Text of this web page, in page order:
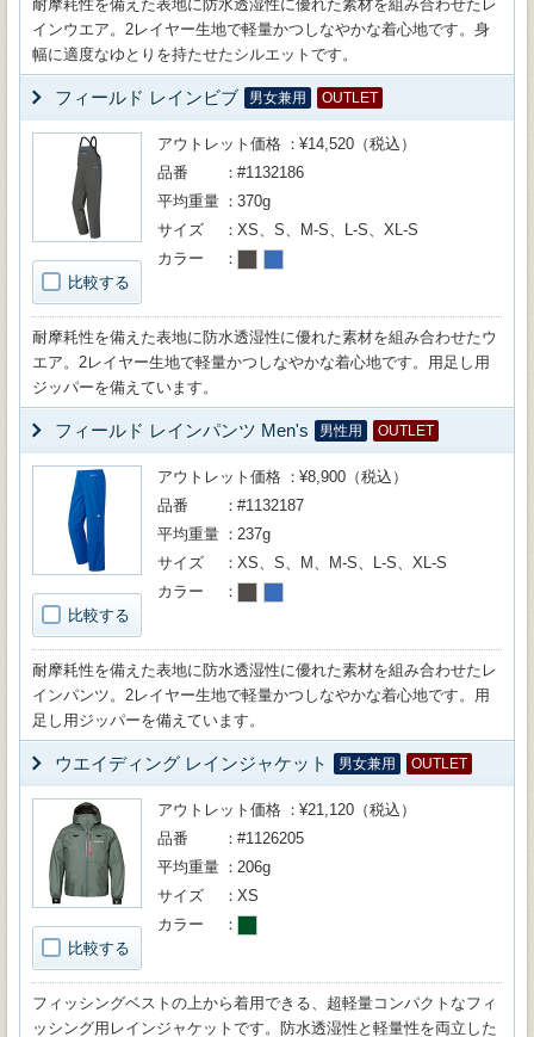
耐摩耗性を備えた表地に防水透湿性に優れた素材を組み合わせたレ
インウエア。2レイヤー生地で軽量かつしなやかな着心地です。身
幅に適度なゆとりを持たせたシルエットです。
フィールド レインビブ 男女兼用 OUTLET
比較する
アウトレット価格
¥14,520（税込）
品番
#1132186
平均重量
370g
サイズ
XS、S、M-S、L-S、XL-S
カラー
耐摩耗性を備えた表地に防水透湿性に優れた素材を組み合わせたウ
エア。2レイヤー生地で軽量かつしなやかな着心地です。用足し用
ジッパーを備えています。
フィールド レインパンツ Men's 男性用 OUTLET
比較する
アウトレット価格
¥8,900（税込）
品番
#1132187
平均重量
237g
サイズ
XS、S、M、M-S、L-S、XL-S
カラー
耐摩耗性を備えた表地に防水透湿性に優れた素材を組み合わせたレ
インパンツ。2レイヤー生地で軽量かつしなやかな着心地です。用
足し用ジッパーを備えています。
ウエイディング レインジャケット 男女兼用 OUTLET
比較する
アウトレット価格
¥21,120（税込）
品番
#1126205
平均重量
206g
サイズ
XS
カラー
フィッシングベストの上から着用できる、超軽量コンパクトなフィ
ッシング用レインジャケットです。防水透湿性と軽量性を両立した